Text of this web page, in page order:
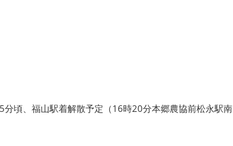
頃、福山駅着解散予定（16時20分本郷農協前松永駅南